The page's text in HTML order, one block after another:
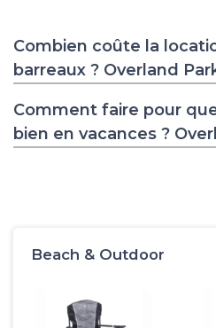
Combien coûte la
barreaux ? Overland
Comment faire pour
bien en vacances ?
Beach & Outdoor